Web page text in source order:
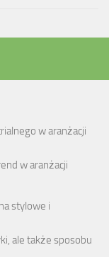
w aranżacji
w aranżacji
stylowe i
ale także sposobu